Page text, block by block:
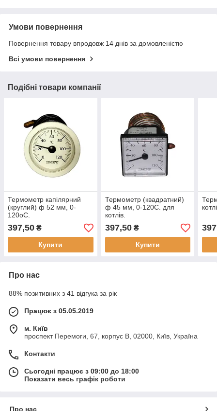
Умови повернення
Повернення товару впродовж 14 днів за домовленістю
Всі умови повернення
Подібні товари компанії
Термометр капілярний
(круглий) ф 52 мм, 0-
120oС.
397,50 ₴
Купити
Термометр (квадратний)
ф 45 мм, 0-120С. для
котлів.
397,50₴
Купити
Про нас
88% позитивних з 41 відгука за рік
Працює з 05.05.2019
м. Київ
проспект Перемоги, 67, корпус В, 02000, Київ, Україна
Контакти
Сьогодні працює з 09:00 до 18:00
Показати весь графік роботи
Про нас